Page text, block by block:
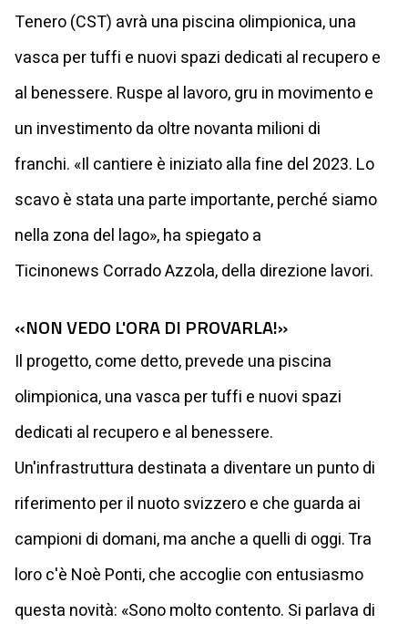
Tenero (CST) avrà una piscina olimpionica, una
vasca per tuffi e nuovi spazi dedicati al recupero e
al benessere. Ruspe al lavoro, gru in movimento e
un investimento da oltre novanta milioni di
franchi. «Il cantiere è iniziato alla fine del 2023. Lo
scavo è stata una parte importante, perché siamo
nella zona del lago», ha spiegato a
Ticinonews Corrado Azzola, della direzione lavori.
«NON VEDO L'ORA DI PROVARLA!»
Il progetto, come detto, prevede una piscina
olimpionica, una vasca per tuffi e nuovi spazi
dedicati al recupero e al benessere.
Un'infrastruttura destinata a diventare un punto di
riferimento per il nuoto svizzero e che guarda ai
campioni di domani, ma anche a quelli di oggi. Tra
loro c'è Noè Ponti, che accoglie con entusiasmo
questa novità: «Sono molto contento. Si parlava di